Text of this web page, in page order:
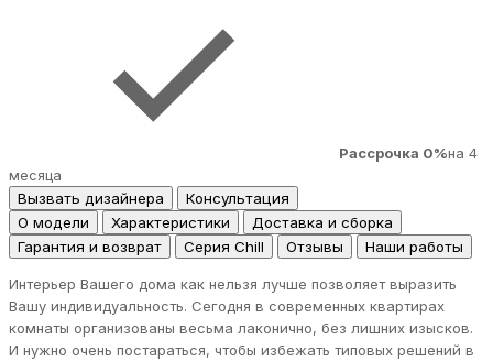
Рассрочка 0%на 4
месяца
Вызвать дизайнера
Консультация
О модели
Характеристики
Доставка и сборка
Гарантия и возврат
Серия Chill Отзывы Наши работы
Интерьер Вашего дома как нельзя лучше позволяет выразить
Вашу индивидуальность. Сегодня в современных квартирах
комнаты организованы весьма лаконично, без лишних изысков.
И нужно очень постараться, чтобы избежать типовых решений в